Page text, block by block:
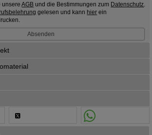
unsereAGB und die Bestimmungen zum Datenschutz
gelesen und kann hier ein